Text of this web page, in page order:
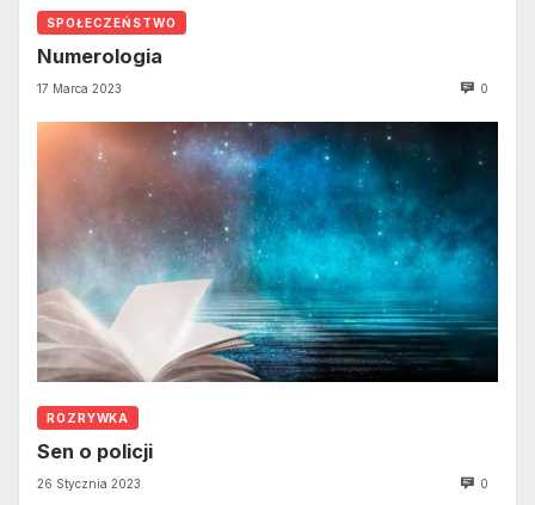
SPOŁECZEŃSTWO
Numerologia
17 Marca 2023 0
ROZRYWKA
Sen o policji
26 Stycznia 2023 0